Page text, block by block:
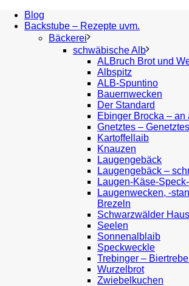
Blog
Backstube – Rezepte uvm.
Bäckerei
schwäbische Alb
ALBruch Brot und
Albspitz
ALB-Spuntino
Bauernwecken
Der Standard
Ebinger Brocka – an
Gnetztes –
Kartoffellaib
Knauzen
Laugengebäck
Laugengebäck –
Laugen-Käse-
Laugenwecken, -
Brezeln
Schwarzwälder
Seelen
Sonnenalblaib
Speckweckle
Trebinger –
Wurzelbrot
Zwiebelkuchen